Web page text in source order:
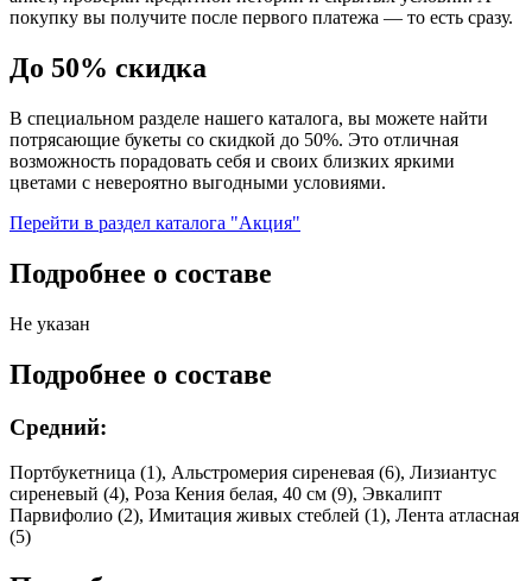
покупку вы получите после первого платежа — то есть сразу.
До 50% скидка
В специальном разделе нашего каталога, вы можете найти
потрясающие букеты со скидкой до 50%. Это отличная
возможность порадовать себя и своих близких яркими
цветами с невероятно выгодными условиями.
Перейти в раздел каталога "Акция"
Подробнее о составе
Не указан
Подробнее о составе
Средний:
Портбукетница (1), Альстромерия сиреневая (6), Лизиантус
сиреневый (4), Роза Кения белая, 40 см (9), Эвкалипт
Парвифолио (2), Имитация живых стеблей (1), Лента атласная
(5)